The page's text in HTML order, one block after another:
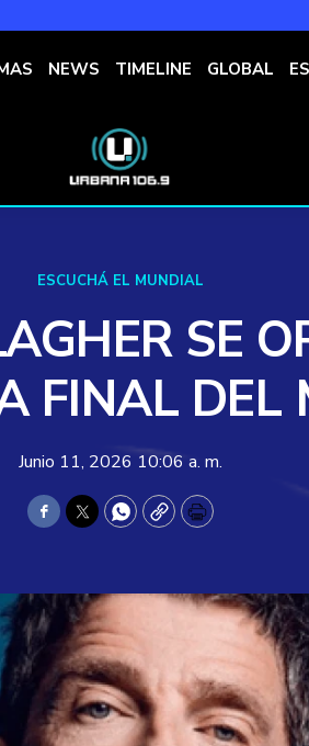
NEWS TIMELINE GLOBAL
ESCUCHÁ EL MUNDIAL
SE
FINAL DEL
Junio 11, 2026 10:06 a. m.
Facebook
TwitterWhatsApp
CopyPrint